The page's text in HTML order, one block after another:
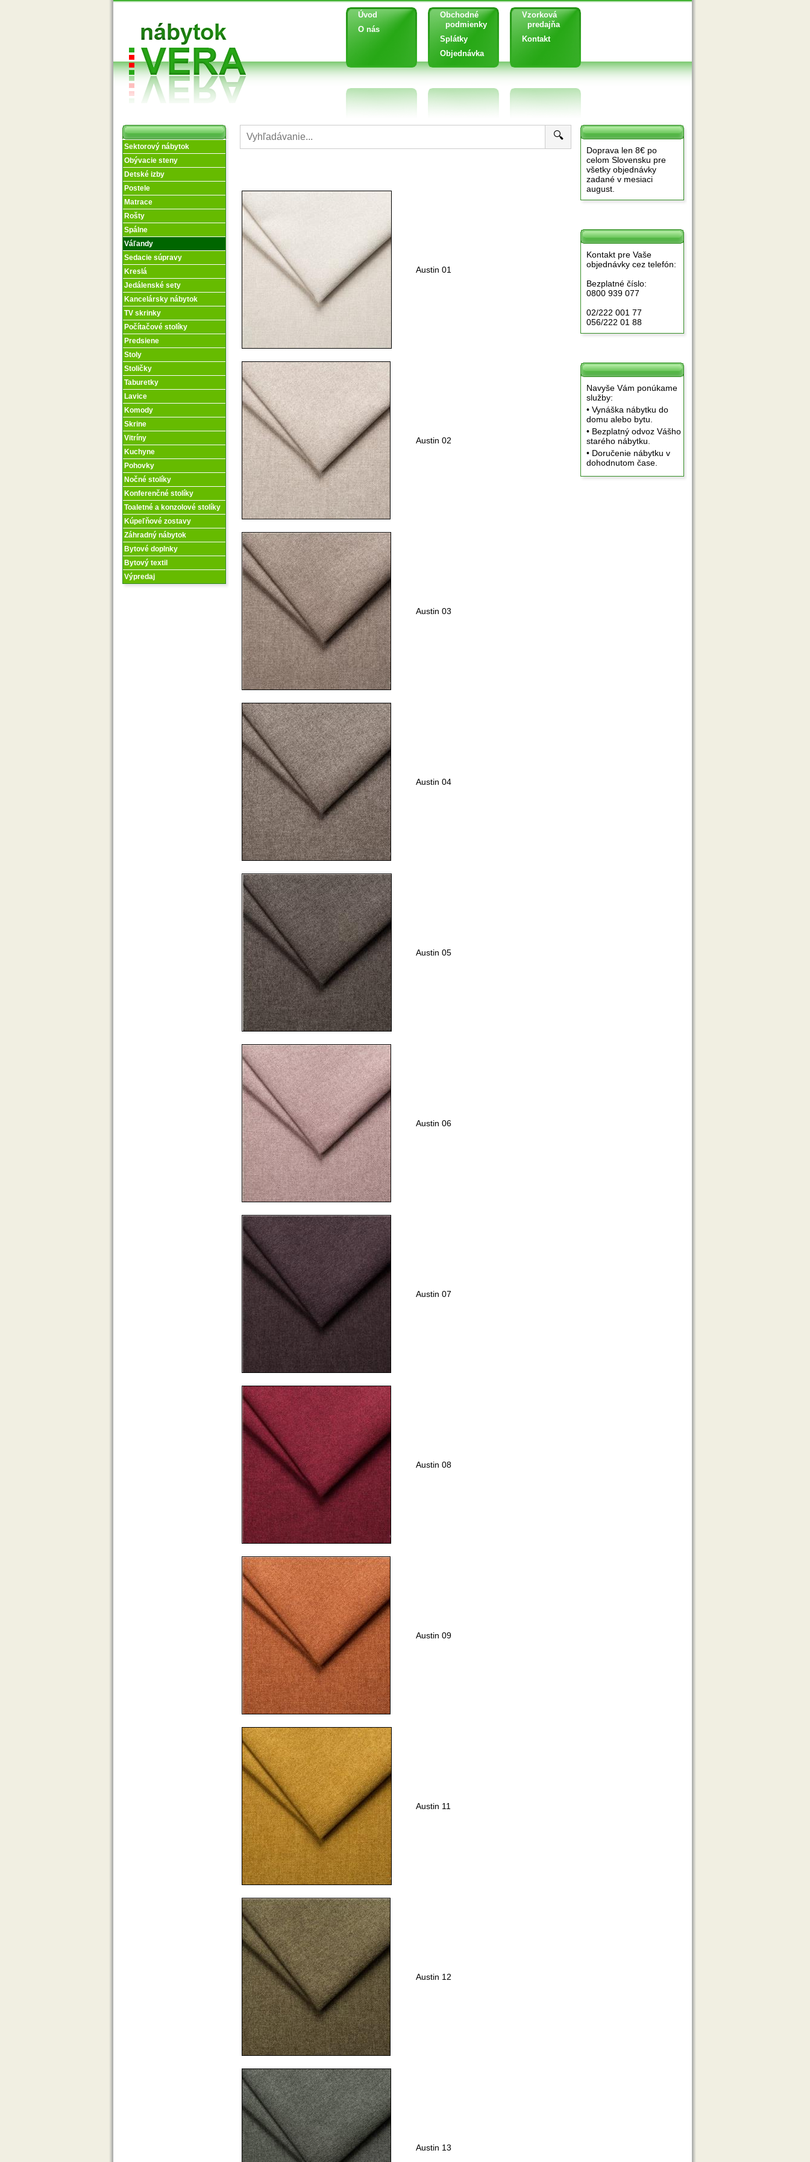
Úvod
O nás
Obchodné
podmienky
Splátky
Objednávka
Vzorková
predajňa
Kontakt
Sektorový nábytok
Obývacie steny
Detské izby
Postele
Matrace
Rošty
Spálne
Váľandy
Sedacie súpravy
Kreslá
Jedálenské sety
Kancelársky nábytok
TV skrinky
Počítačové stolíky
Predsiene
Stoly
Stoličky
Taburetky
Lavice
Komody
Skrine
Vitríny
Kuchyne
Pohovky
Nočné stolíky
Konferenčné stolíky
Toaletné a konzolové stolíky
Kúpeľňové zostavy
Záhradný nábytok
Bytové doplnky
Bytový textil
Výpredaj
🔍
Austin 01
Austin 02
Austin 03
Austin 04
Austin 05
Austin 06
Austin 07
Austin 08
Austin 09
Austin 11
Austin 12
Austin 13
Doprava len 8€ po
celom Slovensku pre
všetky objednávky
zadané v mesiaci
august.
Kontakt pre Vaše
objednávky cez telefón:
Bezplatné číslo:
0800 939 077
02/222 001 77
056/222 01 88
Navyše Vám ponúkame
služby:
• Vynáška nábytku do
domu alebo bytu.
• Bezplatný odvoz Vášho
starého nábytku.
• Doručenie nábytku v
dohodnutom čase.